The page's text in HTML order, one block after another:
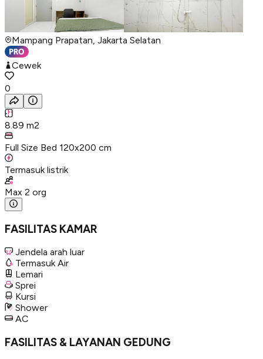
Mampang Prapatan, Jakarta Selatan
Cewek
0
8.89 m2
Full Size Bed 120x200 cm
Termasuk listrik
Max 2 org
FASILITAS KAMAR
Jendela arah luar
Termasuk Air
Lemari
Sprei
Kursi
Shower
AC
FASILITAS & LAYANAN GEDUNG